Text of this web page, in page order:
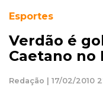
Esportes
Verdão é
Caetano no
Redação | 17/02/2010